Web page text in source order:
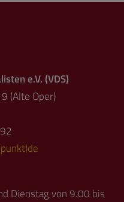
e.V. (VDS)
(Alte Oper)
Dienstag von 9.00 bis